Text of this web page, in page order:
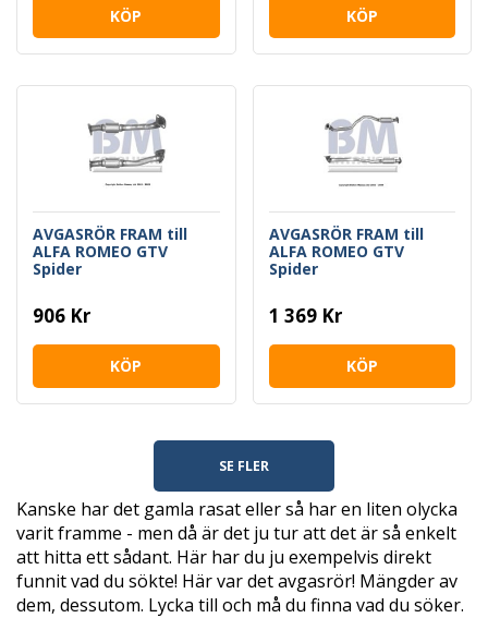
KÖP KÖP
AVGASRÖR FRAM till
ALFA ROMEO GTV
Spider
906 Kr
KÖP
AVGASRÖR FRAM till
ALFA ROMEO GTV
Spider
1 369 Kr
KÖP
SE FLER
Kanske har det gamla rasat eller så har en liten olycka
varit framme - men då är det ju tur att det är så enkelt
att hitta ett sådant. Här har du ju exempelvis direkt
funnit vad du sökte! Här var det avgasrör! Mängder av
dem, dessutom. Lycka till och må du finna vad du söker.